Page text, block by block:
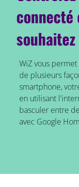
connecté
souhaitez
WiZ vous
de plusieurs
smartphone,
en utilisant
basculer entre
avec Google